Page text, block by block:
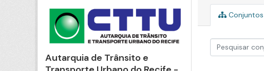
Autarquia de Trânsito e